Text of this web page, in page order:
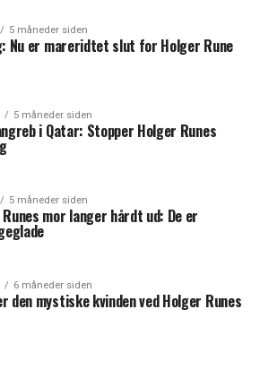
5 måneder siden
Nu er mareridtet slut for Holger Rune
5 måneder siden
i Qatar: Stopper Holger Runes
5 måneder siden
mor langer hårdt ud: De er
6 måneder siden
den mystiske kvinden ved Holger Runes